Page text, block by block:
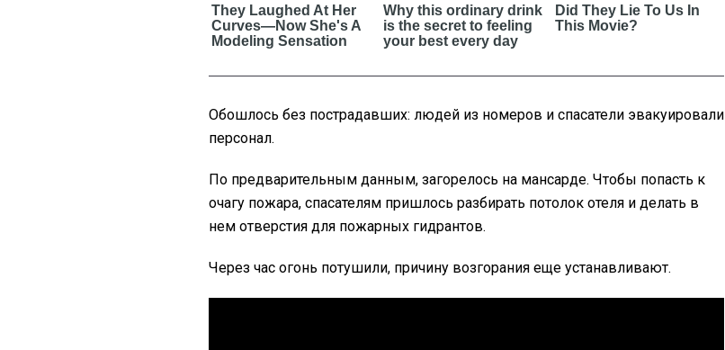
Обошлось без пострадавших: людей из номеров и спасатели эвакуировали
персонал.
По предварительным данным, загорелось на мансарде. Чтобы попасть к
очагу пожара, спасателям пришлось разбирать потолок отеля и делать в
нем отверстия для пожарных гидрантов.
Через час огонь потушили, причину возгорания еще устанавливают.